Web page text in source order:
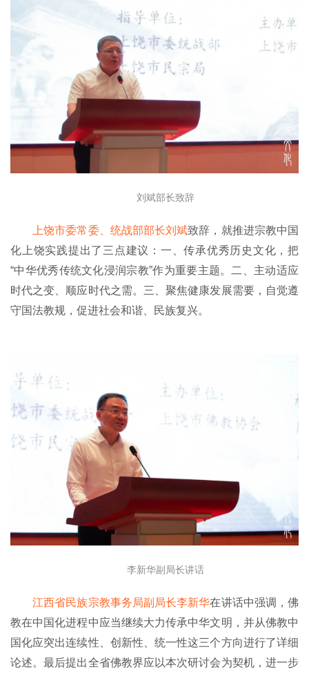
音
心
乐
题
公
益
佛
教
人
物
录
佛
登录 注册
刘斌部长致辞
上饶市委常委、统战部部长刘斌致辞，就推进宗教中国
化上饶实践提出了三点建议：一、传承优秀历史文化，把
“中华优秀传统文化浸润宗教”作为重要主题。二、主动适应
时代之变、顺应时代之需。三、聚焦健康发展需要，自觉遵
守国法教规，促进社会和谐、民族复兴。
李新华副局长讲话
江西省民族宗教事务局副局长李新华在讲话中强调，佛
教在中国化进程中应当继续大力传承中华文明，并从佛教中
国化应突出连续性、创新性、统一性这三个方向进行了详细
论述。最后提出全省佛教界应以本次研讨会为契机，进一步